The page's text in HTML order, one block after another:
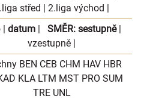
střed | 2.liga východ |
| datum| SMĚR: sestupně|
vzestupně |
BEN CEB CHM HAV HBR
KLA LTM MST PRO SUM
TRE UNL